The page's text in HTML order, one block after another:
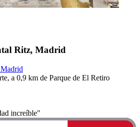
Ritz, Madrid
a 0,9 km de Parque de El Retiro
increíble"